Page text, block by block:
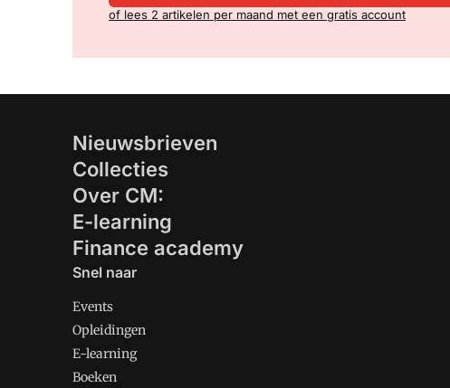
of lees 2 artikelen per maand met een gratis account
Nieuwsbrieven
Collecties
Over CM:
E-learning
Finance academy
Snel naar
Events
Opleidingen
E-learning
Boeken